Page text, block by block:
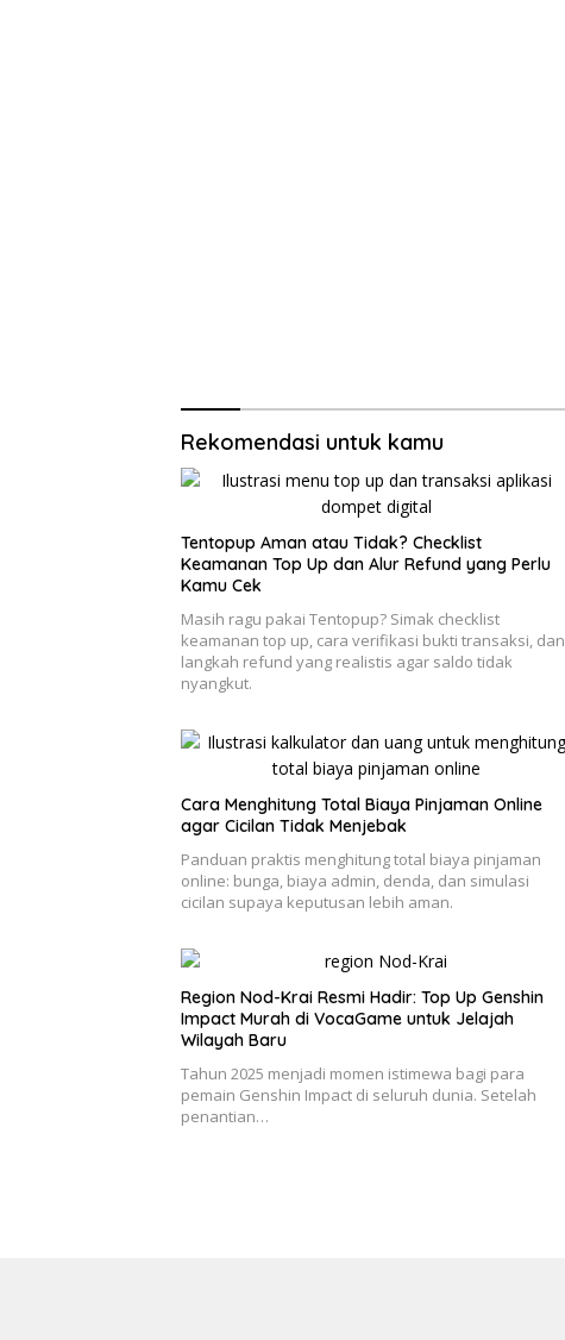
Rekomendasi untuk kamu
Tentopup Aman atau Tidak? Checklist
Keamanan Top Up dan Alur Refund yang Perlu
Kamu Cek
Masih ragu pakai Tentopup? Simak checklist
keamanan top up, cara verifikasi bukti transaksi, dan
langkah refund yang realistis agar saldo tidak
nyangkut.
Cara Menghitung Total Biaya Pinjaman Online
agar Cicilan Tidak Menjebak
Panduan praktis menghitung total biaya pinjaman
online: bunga, biaya admin, denda, dan simulasi
cicilan supaya keputusan lebih aman.
Region Nod-Krai Resmi Hadir: Top Up Genshin
Impact Murah di VocaGame untuk Jelajah
Wilayah Baru
Tahun 2025 menjadi momen istimewa bagi para
pemain Genshin Impact di seluruh dunia. Setelah
penantian…